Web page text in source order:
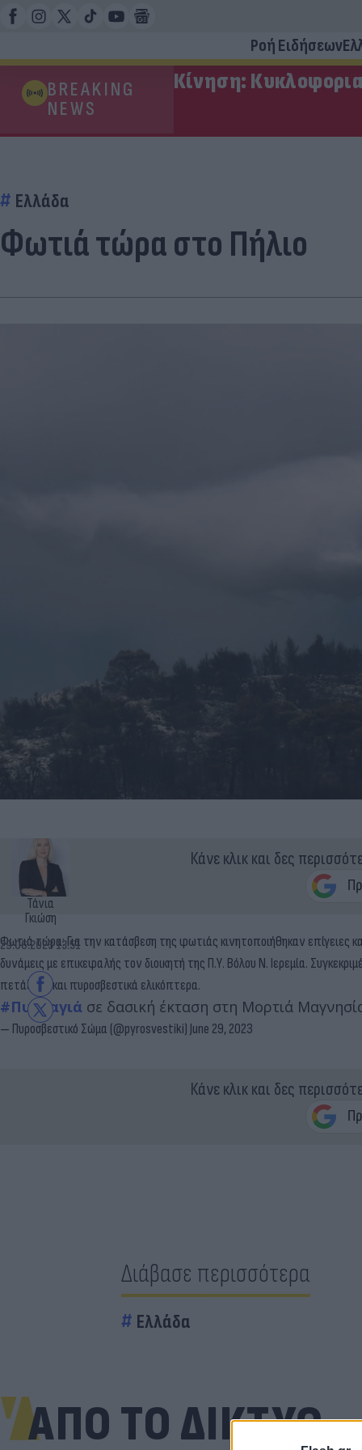
Ροή Ειδήσεων
BREAKING
NEWS
Κίνηση:
Ελλάδα
Φωτιά τώρα στο Πήλιο
Τάνια
Γκιώση
29.06.2023 13:51
Κάνε κλικ και δες
Φωτιά τώρα: Για την κατάσβεση της φωτιάς κινητοποιήθηκαν επίγειες
δυνάμεις με επικεφαλής τον διοικητή της Π.Υ. Βόλου Ν. Ιερεμία.
πετάξουν και πυροσβεστικά ελικόπτερα.
#Πυρκαγιά σε δασική έκταση στη Μορτιά
— Πυροσβεστικό Σώμα (@pyrosvestiki) June 29, 2023
Κάνε κλικ και δες
Διάβασε περισσότερα
Ελλάδα
ΑΠΟ ΤΟ ΔΙΚΤΥΟ